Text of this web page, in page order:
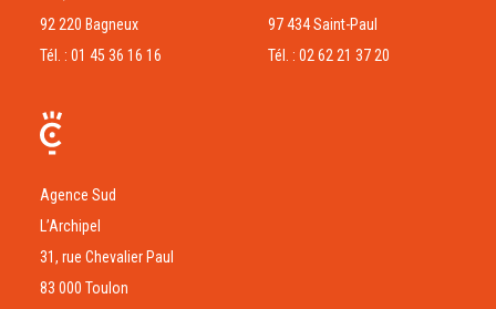
92 220 Bagneux
Tél. : 01 45 36 16 16
97 434 Saint-Paul
Tél. : 02 62 21 37 20
Agence Sud
L’Archipel
31, rue Chevalier Paul
83 000 Toulon